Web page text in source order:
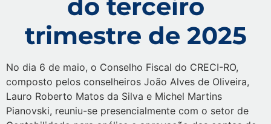
do terceiro
trimestre de 2025
No dia 6 de maio, o Conselho Fiscal do CRECI-RO,
composto pelos conselheiros João Alves de Oliveira,
Lauro Roberto Matos da Silva e Michel Martins
Pianovski, reuniu-se presencialmente com o setor de